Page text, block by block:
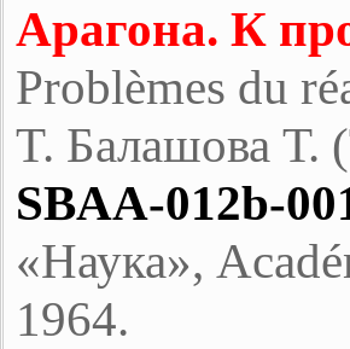
Арагона. К
Problèmes du
T. Балашова Т.
SBAA-012b-
«Наука»,
1964.